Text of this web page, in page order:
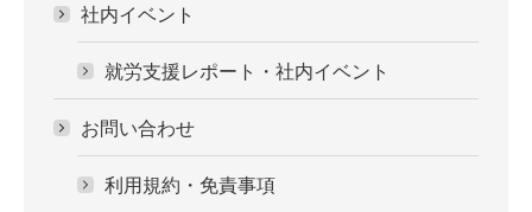
社内イベント
就労支援レポート・社内イベント
お問い合わせ
利用規約・免責事項